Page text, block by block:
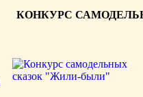
КОНКУРС